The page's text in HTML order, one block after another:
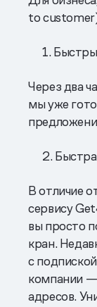
to
1.
Через два
мы уже
2.
В отличие
сервису
вы просто
кран.
с
компании —
адресов.